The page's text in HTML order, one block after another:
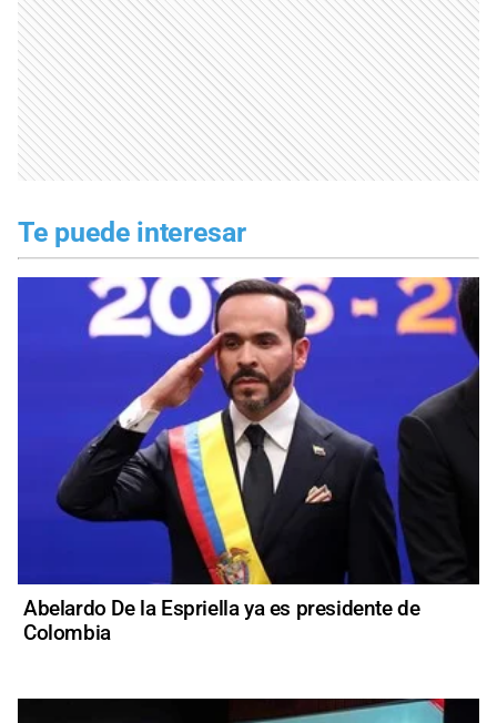
Te puede interesar
Abelardo De la Espriella ya es presidente de
Colombia